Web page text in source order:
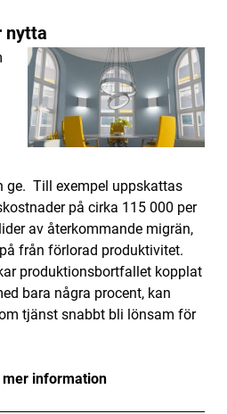
nytta
ge. Till exempel uppskattas
på cirka 115 000 per
av återkommande migrän,
från förlorad produktivitet.
produktionsbortfallet kopplat
bara några procent, kan
tjänst snabbt bli lönsam för
information